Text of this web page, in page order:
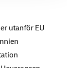
utanför EU